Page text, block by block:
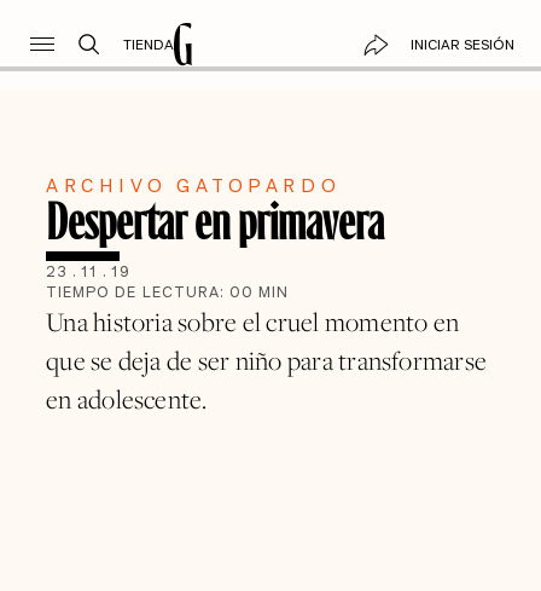
TIENDA INICIAR SESIÓN
ARCHIVO GATOPARDO
Despertar en primavera
23 . 11 . 19
TIEMPO DE LECTURA: 00 MIN
Una historia sobre el cruel momento en
que se deja de ser niño para transformarse
en adolescente.